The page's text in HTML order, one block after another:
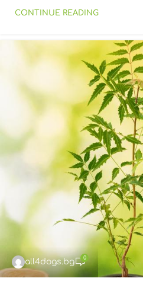
CONTINUE READING
all4dogs.bg 0